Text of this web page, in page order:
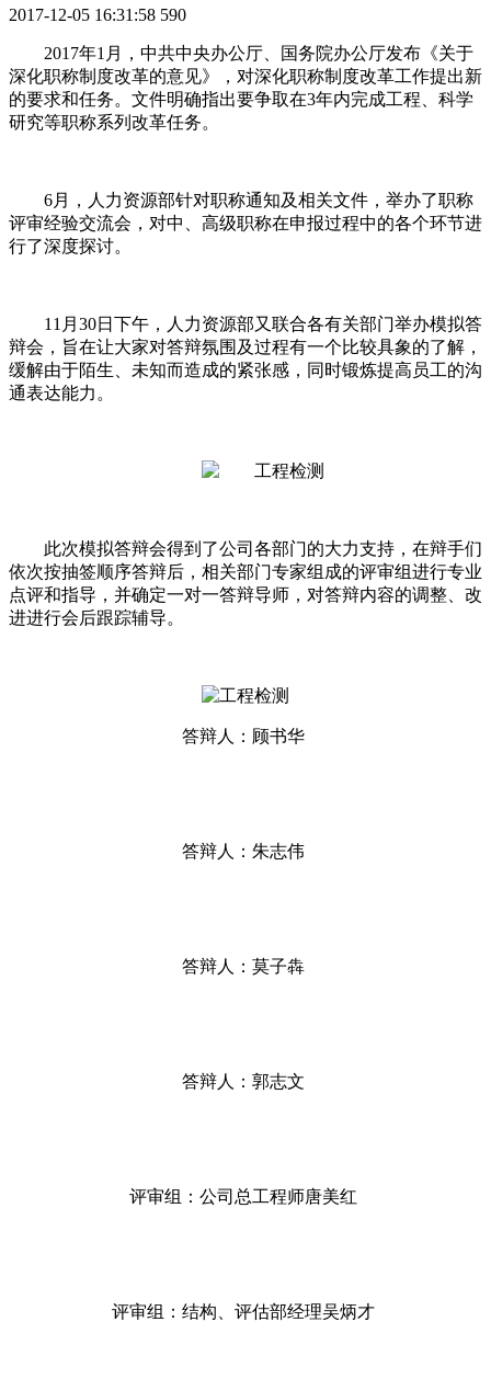
2017-12-05 16:31:58 590
2017年1月，中共中央办公厅、国务院办公厅发布《关于
深化职称制度改革的意见》，对深化职称制度改革工作提出新
的要求和任务。文件明确指出要争取在3年内完成工程、科学
研究等职称系列改革任务。
6月，人力资源部针对职称通知及相关文件，举办了职称
评审经验交流会，对中、高级职称在申报过程中的各个环节进
行了深度探讨。
11月30日下午，人力资源部又联合各有关部门举办模拟答
辩会，旨在让大家对答辩氛围及过程有一个比较具象的了解，
缓解由于陌生、未知而造成的紧张感，同时锻炼提高员工的沟
通表达能力。
此次模拟答辩会得到了公司各部门的大力支持，在辩手们
依次按抽签顺序答辩后，相关部门专家组成的评审组进行专业
点评和指导，并确定一对一答辩导师，对答辩内容的调整、改
进进行会后跟踪辅导。
答辩人：顾书华
答辩人：朱志伟
答辩人：莫子犇
答辩人：郭志文
评审组：公司总工程师唐美红
评审组：结构、评估部经理吴炳才